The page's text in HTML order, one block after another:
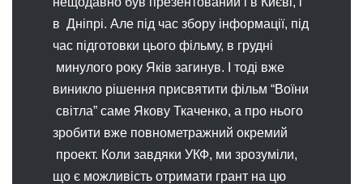
в Дніпрі. Але під час збору інформації, під
час підготовки цього фільму, в грудні
минулого року Яків загинув. І тоді вже
виникло рішення присвятити фільм “Воїни
світла” саме Якову Ткаченко, а про нього
зробити вже повнометражний окремий
проект. Коли завдяки УКФ, ми зрозуміли,
що є можливість отримати грант на цю